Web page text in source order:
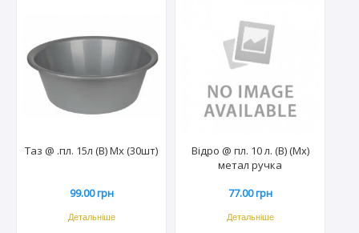
Таз @ .пл. 15л (B) Mx (30шт)
99.00 грн
Детальніше
Відро @ пл. 10 л. (В) (Мх)
метал ручка
77.00 грн
Детальніше